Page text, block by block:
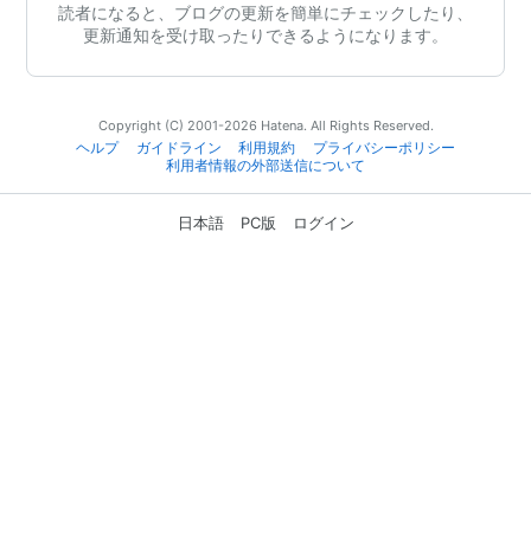
読者になると、ブログの更新を簡単にチェックしたり、
更新通知を受け取ったりできるようになります。
Copyright (C) 2001-2026 Hatena. All Rights Reserved.
ヘルプ
ガイドライン 利用規約
プライバシーポリシー
利用者情報の外部送信について
日本語 PC版 ログイン